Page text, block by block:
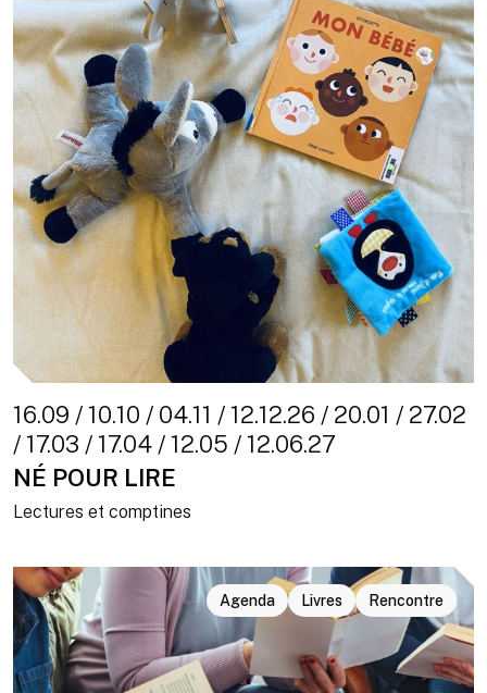
16.09 / 10.10 / 04.11 / 12.12.26 / 20.01 / 27.02
/ 17.03 / 17.04 / 12.05 / 12.06.27
NÉ POUR LIRE
Lectures et comptines
Agenda Livres Rencontre